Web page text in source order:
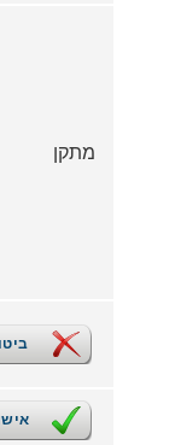
מתקן